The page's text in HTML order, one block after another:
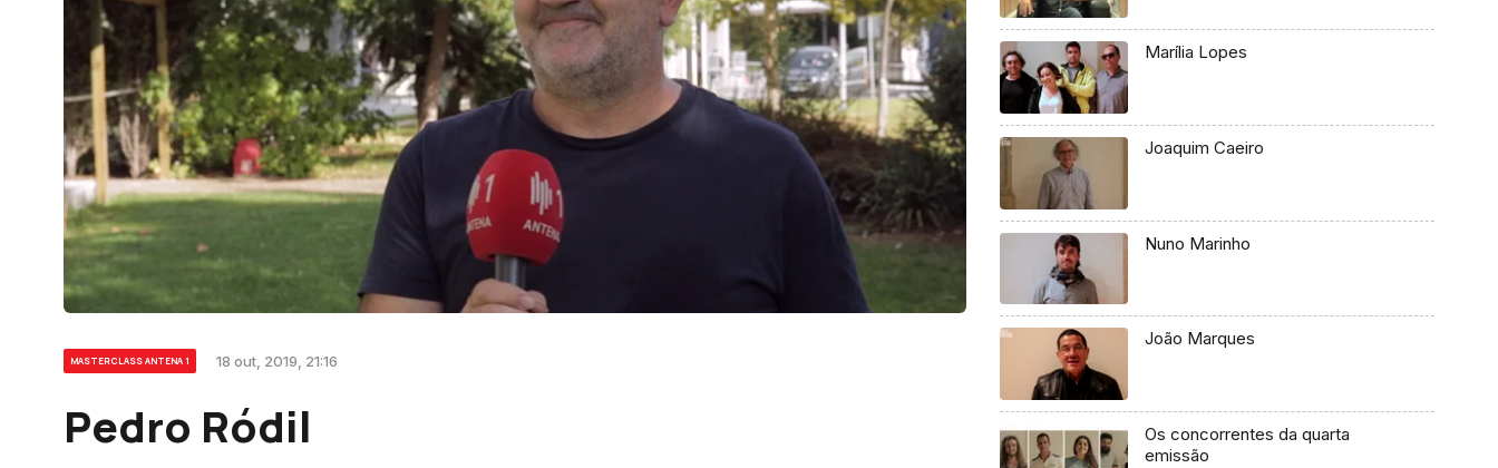
MASTERCLASS ANTENA 1 18 out, 2019, 21:16
Pedro Ródil
Marília Lopes
Joaquim Caeiro
Nuno Marinho
João Marques
Os concorrentes da quarta
emissão